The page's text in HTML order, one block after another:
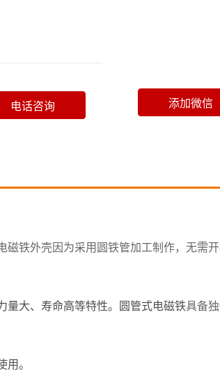
磁铁外壳因为采用圆铁管加工制作，无需
量大、寿命高等特性。圆管式电磁铁具备
用。